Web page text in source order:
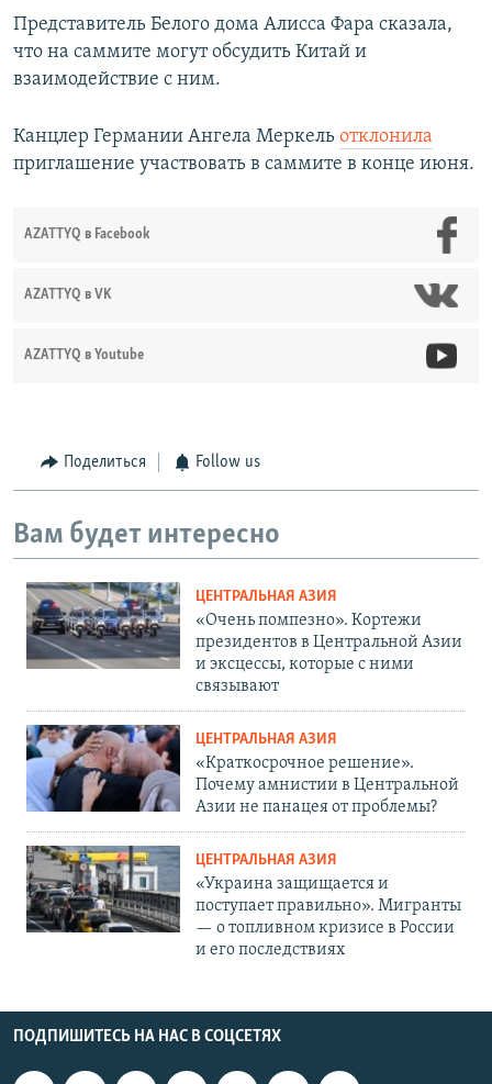
Представитель Белого дома Алисса Фара сказала,
что на саммите могут обсудить Китай и
взаимодействие с ним.
Канцлер Германии Ангела Меркель отклонила
приглашение участвовать в саммите в конце июня.
AZATTYQ в Facebook
AZATTYQ в VK
AZATTYQ в Youtube
Поделиться Follow us
Вам будет интересно
ЦЕНТРАЛЬНАЯ АЗИЯ
«Очень помпезно». Кортежи
президентов в Центральной Азии
и эксцессы, которые с ними
связывают
ЦЕНТРАЛЬНАЯ АЗИЯ
«Краткосрочное решение».
Почему амнистии в Центральной
Азии не панацея от проблемы?
ЦЕНТРАЛЬНАЯ АЗИЯ
«Украина защищается и
поступает правильно». Мигранты
— о топливном кризисе в России
и его последствиях
ПОДПИШИТЕСЬ НА НАС В СОЦСЕТЯХ